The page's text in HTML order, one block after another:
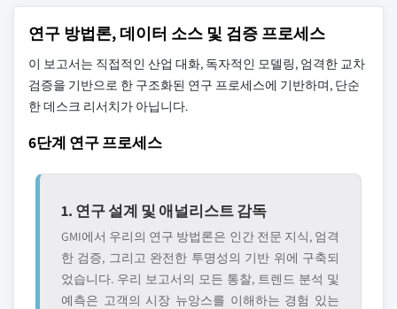
연구 방법론, 데이터 소스 및 검증 프로세스
이 보고서는 직접적인 산업 대화, 독자적인 모델링, 엄격한 교차
검증을 기반으로 한 구조화된 연구 프로세스에 기반하며, 단순
한 데스크 리서치가 아닙니다.
6단계 연구 프로세스
1. 연구 설계 및 애널리스트 감독
GMI에서 우리의 연구 방법론은 인간 전문 지식, 엄격
한 검증, 그리고 완전한 투명성의 기반 위에 구축되
었습니다. 우리 보고서의 모든 통찰, 트렌드 분석 및
예측은 고객의 시장 뉴앙스를 이해하는 경험 있는